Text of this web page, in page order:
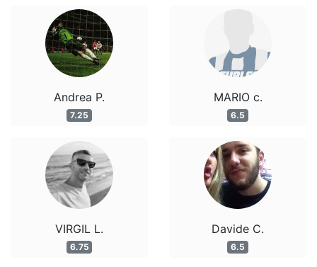
Andrea P.
7.25
VIRGIL L.
6.75
MARIO c.
6.5
Davide C.
6.5